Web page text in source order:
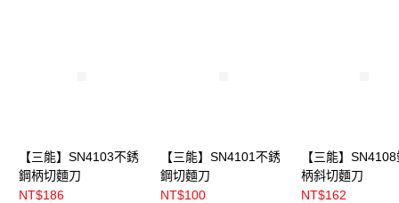
【三能】SN4103不銹
鋼柄切麵刀
NT$186
【三能】SN4101不銹
鋼切麵刀
NT$100
【三能】
柄斜切麵刀
NT$162